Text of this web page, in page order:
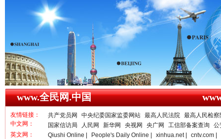
衣柜里的秘密 高速路
www.全民网.中国
友情链接：
中文网：
共产党员网 中央纪委国家监委网站 最高人民法院 最高人民检察
国家信访局
人民网 新华网 央视网 央广网 工信部备案查询
公
英文网：
Qiushi Online | People's Daily Online | xinhua.net | cntv.com |